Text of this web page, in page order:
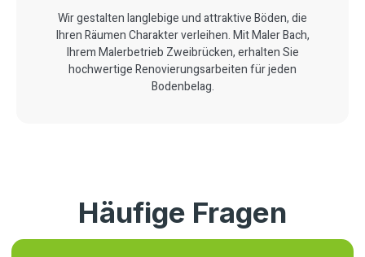
Wir gestalten langlebige und attraktive Böden, die
Ihren Räumen Charakter verleihen. Mit Maler Bach,
Ihrem Malerbetrieb Zweibrücken, erhalten Sie
hochwertige Renovierungsarbeiten für jeden
Bodenbelag.
Häufige Fragen